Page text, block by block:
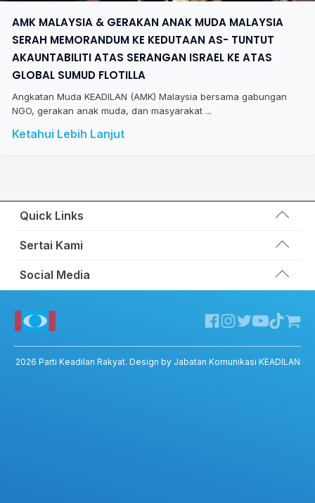
AMK MALAYSIA & GERAKAN ANAK MUDA MALAYSIA
SERAH MEMORANDUM KE KEDUTAAN AS- TUNTUT
AKAUNTABILITI ATAS SERANGAN ISRAEL KE ATAS
GLOBAL SUMUD FLOTILLA
Angkatan Muda KEADILAN (AMK) Malaysia bersama gabungan
NGO, gerakan anak muda, dan masyarakat ...
Ketahui Lebih Lanjut
Quick Links
Wakil Rakyat
Hubungi Kami
Sumbangan
Sertai Kami
Portal Anggota KEADILAN
Social Media
Twitter KEADILAN
Channel Telegram KEADILAN
Kedai KEADILAN
ADIL – Privacy Policy
2026 Parti Keadilan Rakyat. Design by Jabatan Komunikasi KEADILAN